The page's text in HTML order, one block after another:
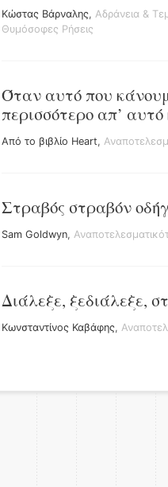
Κώστας Βάρναλης, Αδράνεια &
Θυμόσοφες Ρήσεις
Όταν αυτό που
περισσότερο απ’
Από το βιβλίο Heart,
Στραβός στραβόν
Sam Goldwyn,
Διάλεξε, ξεδιάλεξε,
Κωνσταντίνος Καβάφης,